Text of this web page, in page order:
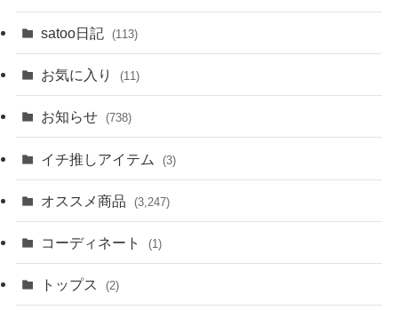
satoo日記 (113)
お気に入り (11)
お知らせ (738)
イチ推しアイテム (3)
オススメ商品 (3,247)
コーディネート (1)
トップス (2)